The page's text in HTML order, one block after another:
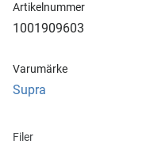
Artikelnummer
1001909603
Varumärke
Supra
Filer